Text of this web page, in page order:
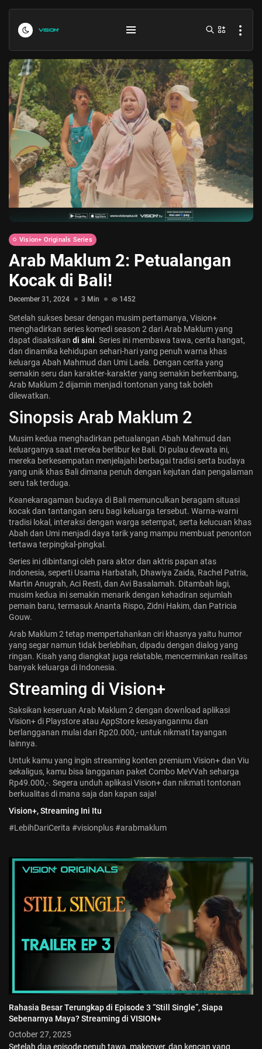
Indonesia vs Kamboja Hari Ini...
July 27, 2026 4 Min
Formula 1 Hungarian Grand Prix...
July 23, 2026
Jadwal ASEAN Hyundai Cup 2026...
Vision+ Originals Series
Arab Maklum 2: Petualangan
Kocak di Bali!
December 31, 2024 3 Min 1452
Rahasia Besar Terungkap di Episode 3 “Still Single”, Siapa
Sebenarnya Maya? Streaming di VISION+
October 27, 2025
Setelah dua episode penuh tawa, makeover, dan kencan yang
Setelah sukses besar dengan musim pertamanya, Vision+
menghadirkan series komedi season 2 dari Arab Maklum yang
dapat disaksikan di sini. Series ini membawa tawa, cerita hangat,
dan dinamika kehidupan sehari-hari yang penuh warna khas
keluarga Abah Mahmud dan Umi Laela. Dengan cerita yang
semakin seru dan karakter-karakter yang semakin berkembang,
Arab Maklum 2 dijamin menjadi tontonan yang tak boleh
dilewatkan.
Sinopsis Arab Maklum 2
Musim kedua menghadirkan petualangan Abah Mahmud dan
keluarganya saat mereka berlibur ke Bali. Di pulau dewata ini,
mereka berkesempatan menjelajahi berbagai tradisi serta budaya
yang unik khas Bali dimana penuh dengan kejutan dan pengalaman
seru tak terduga.
Keanekaragaman budaya di Bali memunculkan beragam situasi
kocak dan tantangan seru bagi keluarga tersebut. Warna-warni
tradisi lokal, interaksi dengan warga setempat, serta kelucuan khas
Abah dan Umi menjadi daya tarik yang mampu membuat penonton
tertawa terpingkal-pingkal.
Series ini dibintangi oleh para aktor dan aktris papan atas
Indonesia, seperti Usama Harbatah, Dhawiya Zaida, Rachel Patria,
Martin Anugrah, Aci Resti, dan Avi Basalamah. Ditambah lagi,
musim kedua ini semakin menarik dengan kehadiran sejumlah
pemain baru, termasuk Ananta Rispo, Zidni Hakim, dan Patricia
Gouw.
Arab Maklum 2 tetap mempertahankan ciri khasnya yaitu humor
yang segar namun tidak berlebihan, dipadu dengan dialog yang
ringan. Kisah yang diangkat juga relatable, mencerminkan realitas
banyak keluarga di Indonesia.
Streaming di Vision+
Saksikan keseruan Arab Maklum 2 dengan download aplikasi
Vision+ di Playstore atau AppStore kesayanganmu dan
berlangganan mulai dari Rp20.000,- untuk nikmati tayangan
lainnya.
Untuk kamu yang ingin streaming konten premium Vision+ dan Viu
sekaligus, kamu bisa langganan paket Combo MeVVah seharga
Rp49.000,-. Segera unduh aplikasi Vision+ dan nikmati tontonan
berkualitas di mana saja dan kapan saja!
Vision+, Streaming Ini Itu
#LebihDariCerita #visionplus #arabmaklum